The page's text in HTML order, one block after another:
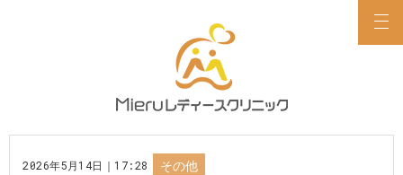
2026年5月14日｜17:28 その他